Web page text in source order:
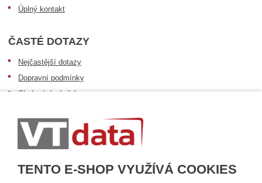
TENTO E-SHOP VYUŽÍVÁ COOKIES
Úplný kontakt
ČASTÉ DOTAZY
Nejčastější dotazy
Dopravní podmínky
Sledování zásilek
Informace k dostupnosti zboží
Obecné informace